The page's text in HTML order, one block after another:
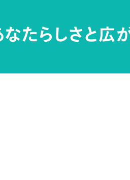
なたらしさと広